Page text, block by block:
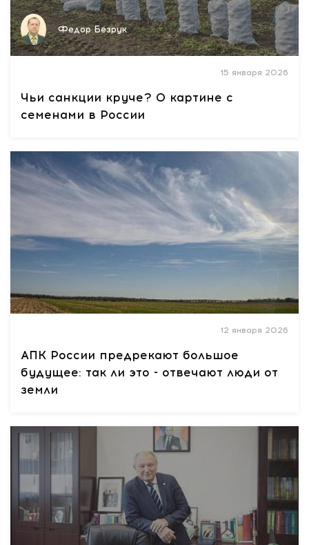
Федор Безрук
15 января 2026
Чьи санкции круче? О картине с
семенами в России
12 января 2026
АПК России предрекают большое
будущее: так ли это - отвечают люди от
земли